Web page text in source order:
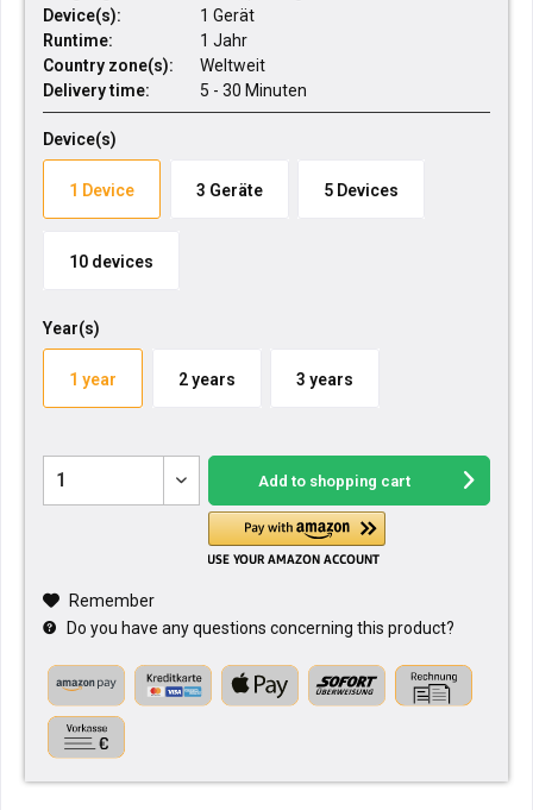
Device(s):
1 Gerät
Runtime:
1 Jahr
Country zone(s):
Weltweit
Delivery time:
5 - 30 Minuten
Device(s)
1 Device 3 Geräte 5 Devices
10 devices
Year(s)
1 year 2 years 3 years
Add to shopping cart
Remember
Do you have any questions concerning this product?